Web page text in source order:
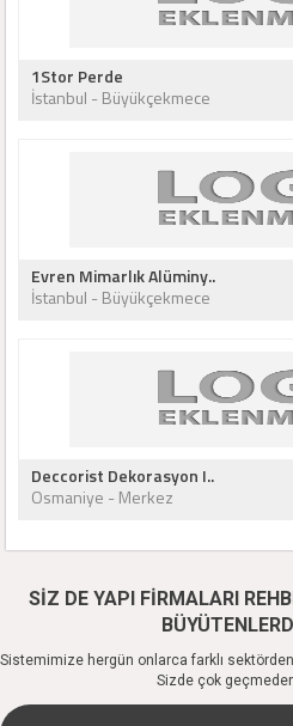
1Stor Perde
İstanbul - Büyükçekmece
Evren Mimarlık Alüminy..
İstanbul - Büyükçekmece
Deccorist Dekorasyon I..
Osmaniye - Merkez
SİZ DE YAPI FİRMALARI
Sistemimize hergün onlarca farklı
Sizde çok